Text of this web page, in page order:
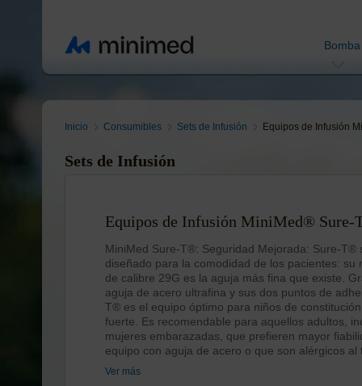
Bomba
Inicio Consumibles Sets de Infusión Equipos de Infusión
Sets de Infusión
Equipos de Infusión MiniMed®
MiniMed Sure-T®: Seguridad Mejorada: Sure-T®
diseñado para la comodidad de los pacientes: su
de calibre 29G es la aguja más fina que existe.
aguja de acero ultrafina y sus dos puntos de
T® es el equipo óptimo para niños de
fuerte. Es recomendable para aquellos adultos,
mujeres embarazadas, que prefieren mayor
equipo con aguja de acero o que son alérgicos al
Ver más